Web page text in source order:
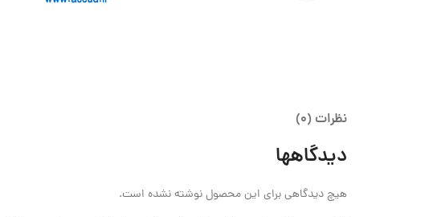
نظرات (0)
دیدگاهها
هیچ دیدگاهی برای این محصول نوشته نشده است.